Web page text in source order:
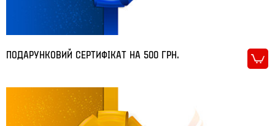
ПОДАРУНКОВИЙ СЕРТИФІКАТ НА 500 ГРН.